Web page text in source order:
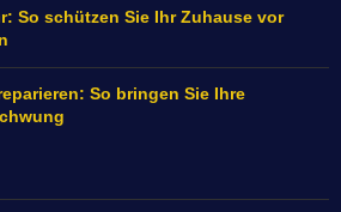
So schützen Sie Ihr Zuhause vor
So bringen Sie Ihre